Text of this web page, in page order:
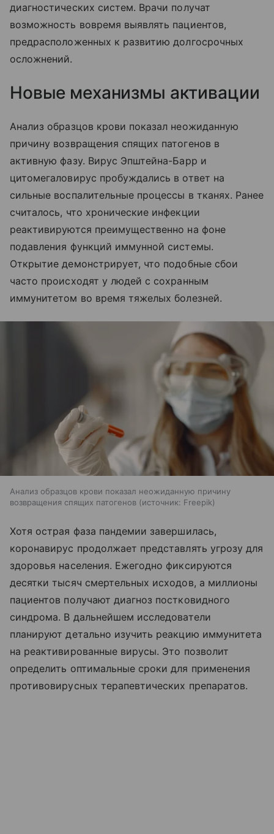
диагностических систем. Врачи получат
возможность вовремя выявлять пациентов,
предрасположенных к развитию долгосрочных
осложнений.
Новые механизмы активации
Анализ образцов крови показал неожиданную
причину возвращения спящих патогенов в
активную фазу. Вирус Эпштейна-Барр и
цитомегаловирус пробуждались в ответ на
сильные воспалительные процессы в тканях. Ранее
считалось, что хронические инфекции
реактивируются преимущественно на фоне
подавления функций иммунной системы.
Открытие демонстрирует, что подобные сбои
часто происходят у людей с сохранным
иммунитетом во время тяжелых болезней.
Анализ образцов крови показал неожиданную причину
возвращения спящих патогенов
источник: Freepik
Хотя острая фаза пандемии завершилась,
коронавирус продолжает представлять угрозу для
здоровья населения. Ежегодно фиксируются
десятки тысяч смертельных исходов, а миллионы
пациентов получают диагноз постковидного
синдрома. В дальнейшем исследователи
планируют детально изучить реакцию иммунитета
на реактивированные вирусы. Это позволит
определить оптимальные сроки для применения
противовирусных терапевтических препаратов.